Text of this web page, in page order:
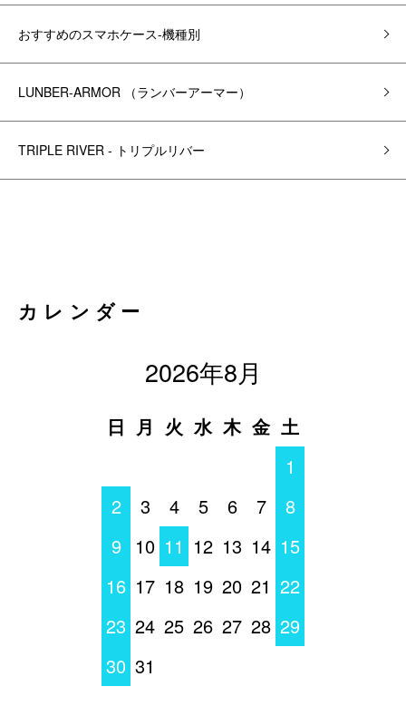
おすすめのスマホケース-機種別
LUNBER-ARMOR （ランバーアーマー）
TRIPLE RIVER - トリプルリバー
カレンダー
2026年8月
日 月 火 水 木 金 土
1
2
3 4 5 6 7
8
9
10 11 12 13 14 15
16 17 18 19 20 21 22
23 24 25 26 27 28 29
30 31